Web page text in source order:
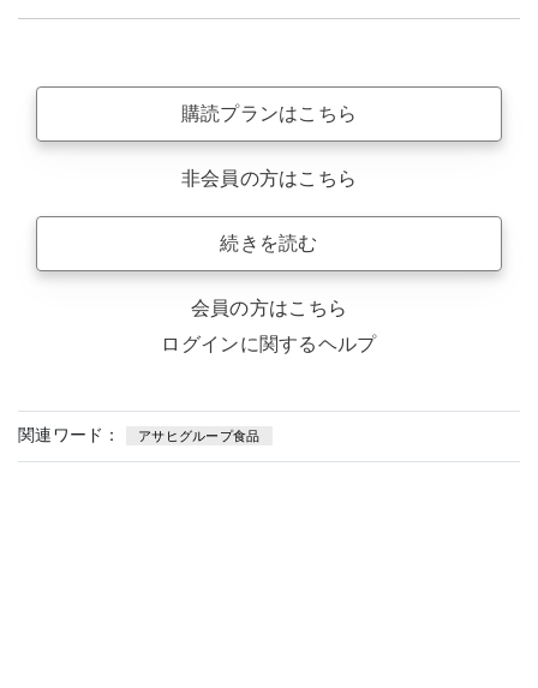
購読プランはこちら
非会員の方はこちら
続きを読む
会員の方はこちら
ログインに関するヘルプ
関連ワード： アサヒグループ食品